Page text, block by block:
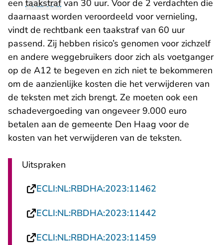
een taakstrafvan 30 uur. Voor de 2 verdachten die
daarnaast worden veroordeeld voor vernieling,
vindt de rechtbank een taakstraf van 60 uur
passend. Zij hebben risico’s genomen voor zichzelf
en andere weggebruikers door zich als voetganger
op de A12 te begeven en zich niet te bekommeren
om de aanzienlijke kosten die het verwijderen van
de teksten met zich brengt. Ze moeten ook een
schadevergoeding van ongeveer 9.000 euro
betalen aan de gemeente Den Haag voor de
kosten van het verwijderen van de teksten.
Uitspraken
ECLI:NL:RBDHA:2023:11462
ECLI:NL:RBDHA:2023:11442
ECLI:NL:RBDHA:2023:11459